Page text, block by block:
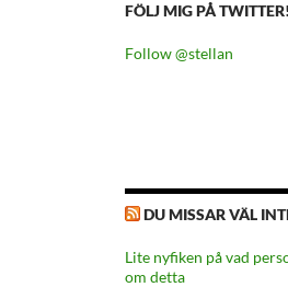
FÖLJ MIG PÅ TWITTER!
Follow @stellan
DU MISSAR VÄL
Lite nyfiken på vad
om detta